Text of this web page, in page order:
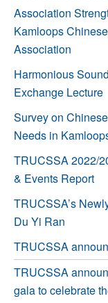
Association
Kamloops
Association
Harmonious
Exchange Lecture
Survey on
Needs in
TRUCSSA 2022/
& Events Report
TRUCSSA’s
Du Yi Ran
TRUCSSA
TRUCSSA
gala to celebrate